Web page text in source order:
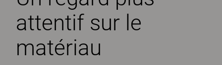
attentif sur le
matériau